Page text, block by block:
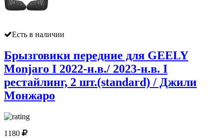
Есть в наличии
Брызговики передние для GEELY
Monjaro I 2022-н.в./ 2023-н.в. I
рестайлинг, 2 шт.(standard) / Джили
Монжаро
1180